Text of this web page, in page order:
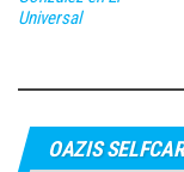
Universal
OAZIS